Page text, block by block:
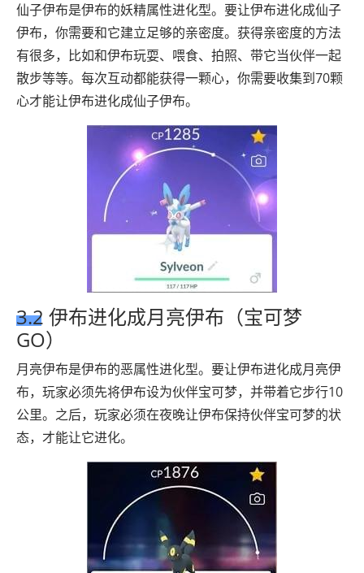
仙子伊布是伊布的妖精属性进化型。要让伊布进化成仙子
伊布，你需要和它建立足够的亲密度。获得亲密度的方法
有很多，比如和伊布玩耍、喂食、拍照、带它当伙伴一起
散步等等。每次互动都能获得一颗心，你需要收集到70颗
心才能让伊布进化成仙子伊布。
3.2 伊布进化成月亮伊布（宝可梦
GO）
月亮伊布是伊布的恶属性进化型。要让伊布进化成月亮伊
布，玩家必须先将伊布设为伙伴宝可梦，并带着它步行10
公里。之后，玩家必须在夜晚让伊布保持伙伴宝可梦的状
态，才能让它进化。